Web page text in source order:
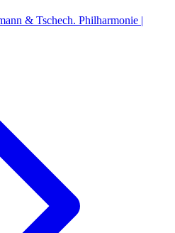
& Tschech. Philharmonie |